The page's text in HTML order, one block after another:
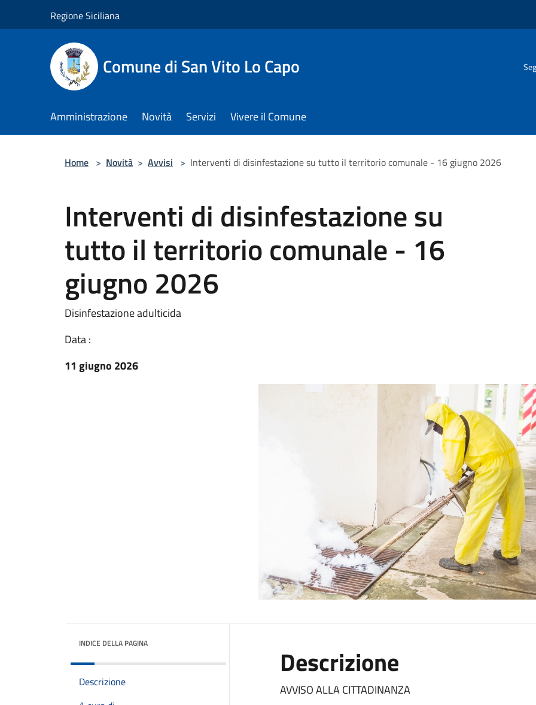
Regione Siciliana
Comune di San Vito Lo Capo
Amministrazione Novità Servizi Vivere il Comune
Home > Novità > Avvisi > Interventi di disinfestazione su tutto il territorio comunale - 16 giugno 2026
Interventi di disinfestazione su
tutto il territorio comunale - 16
giugno 2026
Disinfestazione adulticida
Data :
11 giugno 2026
INDICE DELLA PAGINA
Descrizione
Descrizione
AVVISO ALLA CITTADINANZA